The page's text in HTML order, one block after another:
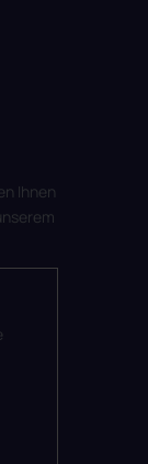
Ihnen